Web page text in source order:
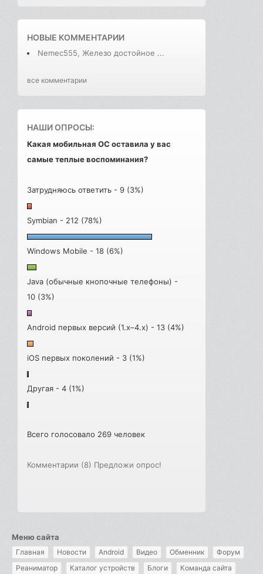
НОВЫЕ КОММЕНТАРИИ
Nemec555, Железо достойное ...
все комментарии
НАШИ ОПРОСЫ:
Какая мобильная ОС оставила у вас
самые теплые воспоминания?
Затрудняюсь ответить - 9 (3%)
Symbian - 212 (78%)
Windows Mobile - 18 (6%)
Java (обычные кнопочные телефоны) -
10 (3%)
Android первых версий (1.x–4.x) - 13 (4%)
iOS первых поколений - 3 (1%)
Другая - 4 (1%)
Всего голосовало 269 человек
Комментарии (8) Предложи опрос!
Меню сайта
Главная Новости Android Видео Обменник
Форум
Реаниматор
Каталог устройств Блоги Команда сайта